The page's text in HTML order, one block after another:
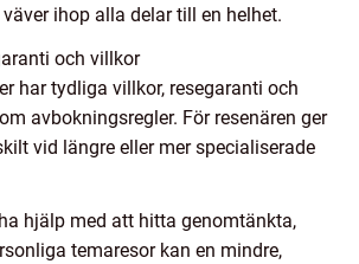
väver ihop alla delar till en helhet.
och villkor
har tydliga villkor, resegaranti och
avbokningsregler. För resenären ger
vid längre eller mer specialiserade
hjälp med att hitta genomtänkta,
temaresor kan en mindre,